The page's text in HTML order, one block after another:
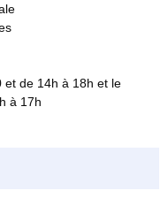
et de 14h à 18h et le
à 17h